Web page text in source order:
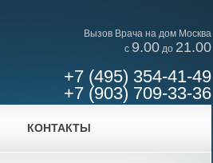
Вызов Врача на дом Москва
c 9.00 до 21.00
+7 (495) 354-41-49
+7 (903) 709-33-36
КОНТАКТЫ